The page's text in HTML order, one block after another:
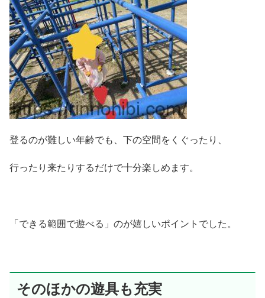
登るのが難しい年齢でも、下の空間をくぐったり、
行ったり来たりするだけで十分楽しめます。
「できる範囲で遊べる」のが嬉しいポイントでした。
そのほかの遊具も充実